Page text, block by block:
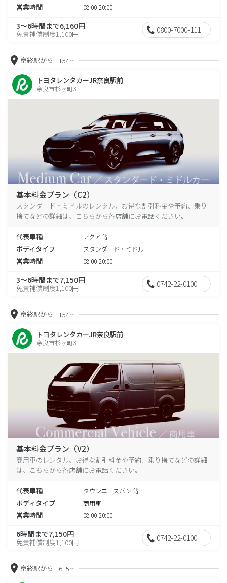
営業時間 08:00-20:00
3～6時間まで6,160円
免責補償制度1,100円 0800-7000-111
京終駅から 1154m
トヨタレンタカーJR奈良駅前
奈良市杉ヶ町31
基本料金プラン（C2）
スタンダード・ミドルのレンタル、お得な割引料金や予約、乗り
捨てなどの詳細は、こちらから各店舗にお電話ください。
代表車種 アクア 等
ボディタイプ スタンダード・ミドル
営業時間 08:00-20:00
3～6時間まで7,150円
免責補償制度1,100円 0742-22-0100
京終駅から 1154m
トヨタレンタカーJR奈良駅前
奈良市杉ヶ町31
基本料金プラン（V2）
商用車のレンタル、お得な割引料金や予約、乗り捨てなどの詳細
は、こちらから各店舗にお電話ください。
代表車種 タウンエースバン 等
ボディタイプ 商用車
営業時間 08:00-20:00
6時間まで7,150円
免責補償制度1,100円 0742-22-0100
京終駅から 1615m